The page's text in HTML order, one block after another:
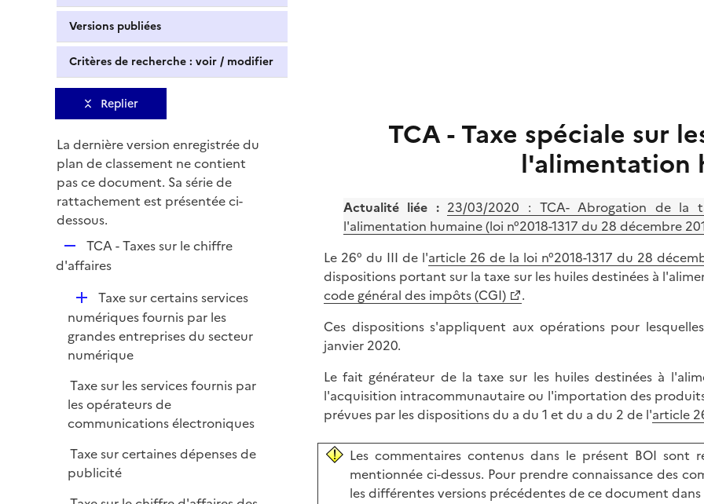
Versions publiées
Critères de recherche : voir / modifier
Replier
La dernière version enregistrée du
plan de classement ne contient
pas ce document. Sa série de
rattachement est présentée ci-
dessous.
e
l
i
e
r
TCA - Taxes sur le chiffre
d'affaires
D
é
p
l
e
r
Taxe sur certains services
numériques fournis par les
grandes entreprises du secteur
numérique
Taxe sur les services fournis par
les opérateurs de
communications électroniques
Taxe sur certaines dépenses de
publicité
TCA - Taxe spéciale sur
l'alimentation
Actualité liée : 23/03/2020 : TCA- Abrogation de la
l'alimentation humaine (loi n°2018-1317 du 28 décembre
Le 26° du III de l'article 26 de la loi n°2018-1317 du 28
dispositions portant sur la taxe sur les huiles destinées à
code général des impôts (CGI)
.
Ces dispositions s'appliquent aux opérations pour
janvier 2020.
Le fait générateur de la taxe sur les huiles destinées à
l'acquisition intracommunautaire ou l'importation des
prévues par les dispositions du a du 1 et du a du 2 de l'article
Les commentaires contenus dans le présent BOI
mentionnée ci-dessus. Pour prendre connaissance des
les différentes versions précédentes de ce document